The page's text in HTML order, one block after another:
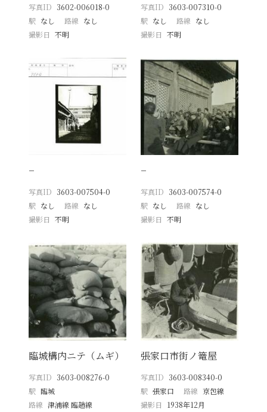
写真ID 3602-006018-0
駅 なし 路線 なし
撮影日
不明
写真ID 3603-007310-0
駅 なし 路線 なし
撮影日 不明
−
写真ID 3603-007504-0
駅 なし 路線 なし
撮影日
不明
−
写真ID 3603-007574-0
駅 なし 路線 なし
撮影日 不明
臨城構内ニテ（ムギ）
写真ID 3603-008276-0
駅 臨城
路線 津浦線 臨趙線
張家口市街ノ篭屋
写真ID 3603-008340-0
駅 張家口 路線 京包線
撮影日
1938年12月